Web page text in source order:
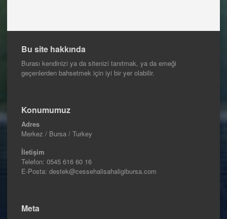
Bu site hakkında
Burası kendinizi ya da sitenizi tanıtmak, ya da emeği
geçenlerden bahsetmek için iyi bir yer olabilir.
Konumumuz
Adres
Merkez / Bursa / Turkey
İletişim
Telefon: 0545 616 60 16
E-Posta: destek@cessehalisahaligibursa.com
Meta